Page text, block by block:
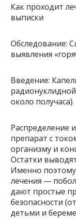
Как проходит
выписки
Обследование:
выявления
Введение:
около получаса).
Распределение
препарат с
организму и
Остатки
Именно
лечения —
дают простые
безопасности
детьми и